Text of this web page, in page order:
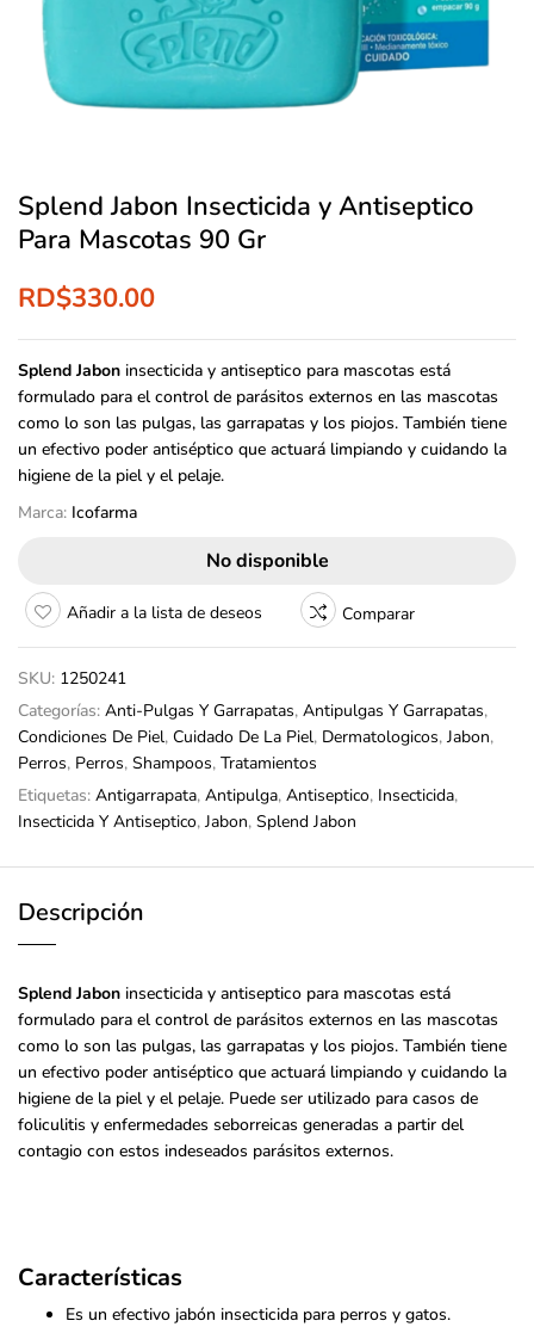
Splend Jabon Insecticida y Antiseptico
Para Mascotas 90 Gr
RD$330.00
Splend Jabon insecticida y antiseptico para mascotas está
formulado para el control de parásitos externos en las mascotas
como lo son las pulgas, las garrapatas y los piojos. También tiene
un efectivo poder antiséptico que actuará limpiando y cuidando la
higiene de la piel y el pelaje.
Marca: Icofarma
No disponible
Añadir a la lista de deseos Comparar
SKU: 1250241
Categorías: Anti-Pulgas Y Garrapatas, Antipulgas Y Garrapatas,
Condiciones De Piel, Cuidado De La Piel, Dermatologicos, Jabon,
Perros, Perros, Shampoos, Tratamientos
Etiquetas: Antigarrapata, Antipulga, Antiseptico, Insecticida,
Insecticida Y Antiseptico, Jabon, Splend Jabon
Descripción
Splend Jabon insecticida y antiseptico para mascotas está
formulado para el control de parásitos externos en las mascotas
como lo son las pulgas, las garrapatas y los piojos. También tiene
un efectivo poder antiséptico que actuará limpiando y cuidando la
higiene de la piel y el pelaje. Puede ser utilizado para casos de
foliculitis y enfermedades seborreicas generadas a partir del
contagio con estos indeseados parásitos externos.
Características
Es un efectivo jabón insecticida para perros y gatos.